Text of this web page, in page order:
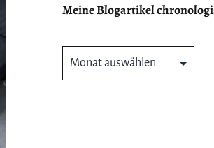
Meine Blogartikel
Blogartikel
chronologisch